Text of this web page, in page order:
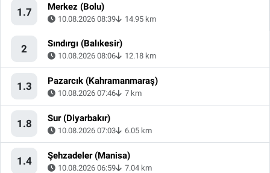
1.7 Merkez (Bolu)
10.08.2026 08:39 14.95 km
2 Sındırgı (Balıkesir)
10.08.2026 08:06 12.18 km
1.3 Pazarcık (Kahramanmaraş)
10.08.2026 07:46 7 km
1.8 Sur (Diyarbakır)
10.08.2026 07:03 6.05 km
1.4 Şehzadeler (Manisa)
10.08.2026 06:59 7.04 km